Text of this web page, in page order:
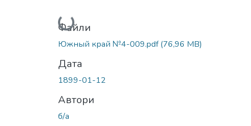
Вантажиться...
Файли
Южный край №4-009.pdf(76,96 MB)
Дата
1899-01-12
Автори
б/а